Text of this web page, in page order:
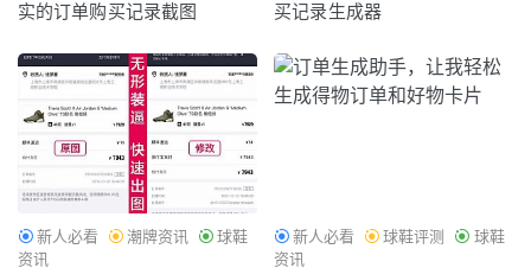
实的订单购买记录截图
买记录生成器
新人必看 潮牌资讯
球鞋
资讯
新人必看 球鞋评测
球鞋
资讯